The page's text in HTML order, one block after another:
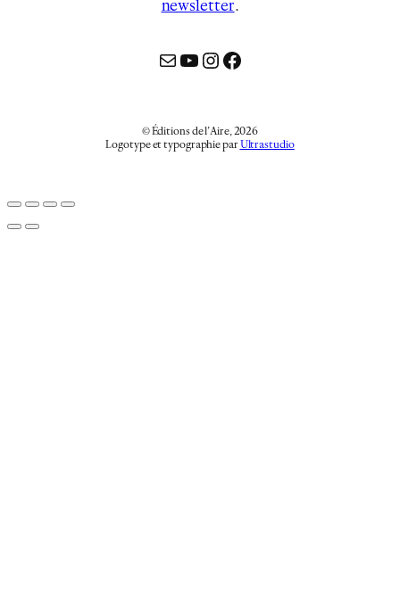
newsletter…
MailYouTube
Instagram
Facebook
© Éditions de l’Aire, 2026
Logotype et typographie par Ultrastudio